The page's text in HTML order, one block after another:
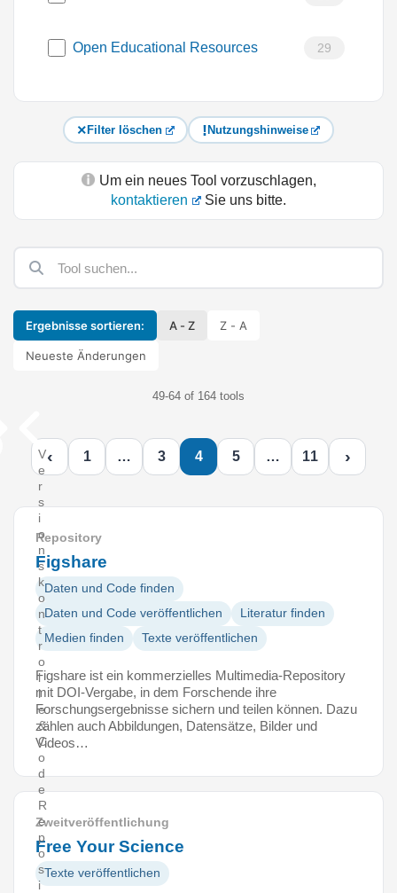
Open Educational Resources 29
Filter löschen Nutzungshinweise
Um ein neues Tool vorzuschlagen,
kontaktieren
Sie uns bitte.
Ergebnisse sortieren: A - Z Z - A
Neueste Änderungen
49-64 of 164 tools
V
e
r
s
i
o
n
s
k
o
n
t
r
o
l
l
e
&
C
o
d
e
R
e
p
o
s
i
‹ 1 … 3 4 5 … 11 ›
Repository
Figshare
Daten und Code finden
Daten und Code veröffentlichen
Literatur finden
Medien finden
Texte veröffentlichen
Figshare ist ein kommerzielles Multimedia-Repository
mit DOI-Vergabe, in dem Forschende ihre
Forschungsergebnisse sichern und teilen können. Dazu
zählen auch Abbildungen, Datensätze, Bilder und
Videos…
Zweitveröffentlichung
Free Your Science
Texte veröffentlichen